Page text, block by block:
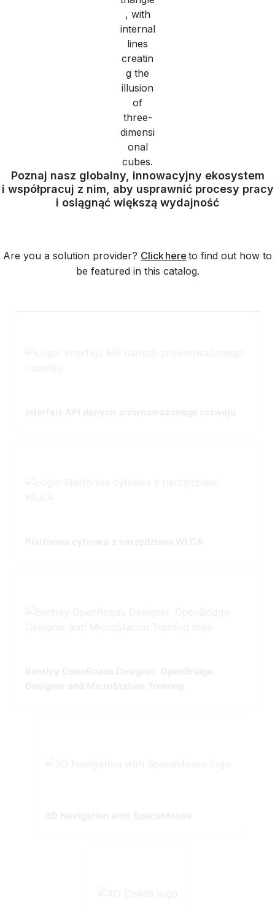
Poznaj nasz globalny, innowacyjny ekosystem
i współpracuj z nim, aby usprawnić procesy pracy
i osiągnąć większą wydajność
Are you a solution provider? Click here to find out how to
be featured in this catalog.